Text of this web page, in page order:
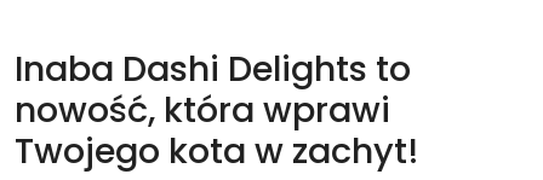
Inaba Dashi Delights to
nowość, która wprawi
Twojego kota w zachyt!